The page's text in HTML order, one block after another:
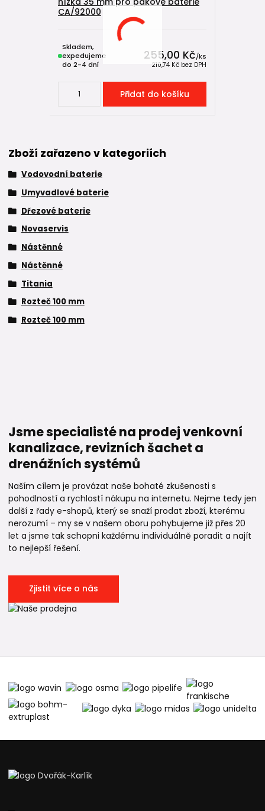
CA/92000
255,00 Kč/ks
210,74 Kč bez DPH
Skladem,
expedujeme
do 2-4 dní
Přidat do košíku
Zboží zařazeno v kategoriích
Vodovodní baterie
Umyvadlové baterie
Dřezové baterie
Novaservis
Nástěnné
Nástěnné
Titania
Rozteč 100 mm
Rozteč 100 mm
Jsme specialisté na prodej venkovní
kanalizace, revizních šachet a
drenážních systémů
Naším cílem je provázat naše bohaté zkušenosti s
pohodlností a rychlostí nákupu na internetu. Nejme tedy jen
další z řady e-shopů, který se snaží prodat zboží, kterému
nerozumí – my se v našem oboru pohybujeme již přes 20
let a jsme tak schopni každému individuálně poradit a najít
to nejlepší řešení.
Zjistit více o nás